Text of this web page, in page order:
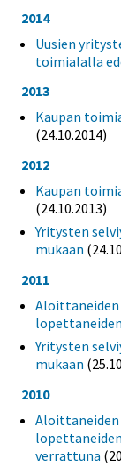
2014
Uusien
toimialalla
2013
Kaupan
(24.10.2014)
2012
Kaupan
(24.10.2013)
Yritysten
mukaan
2011
Aloittaneiden
Yritysten
mukaan
2010
Aloittaneiden
verrattuna